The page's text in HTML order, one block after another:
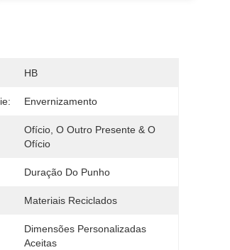
HB
Envernizamento
Ofício, O Outro Presente & O
Ofício
Duração Do Punho
Materiais Reciclados
Dimensões Personalizadas
Aceitas